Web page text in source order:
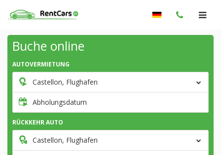
Buche online
AUTOVERMIETUNG
Castellon, Flughafen
Abholungsdatum
RÜCKKEHR AUTO
Castellon, Flughafen